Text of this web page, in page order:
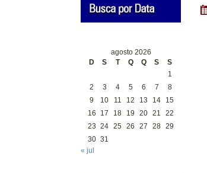
agosto 2026
D
S T Q Q S
S
1
2
3 4 5 6 7
8
9
10 11 12 13 14
15
16
17 18 19 20 21
22
23 24 25 26 27 28 29
30 31
« jul